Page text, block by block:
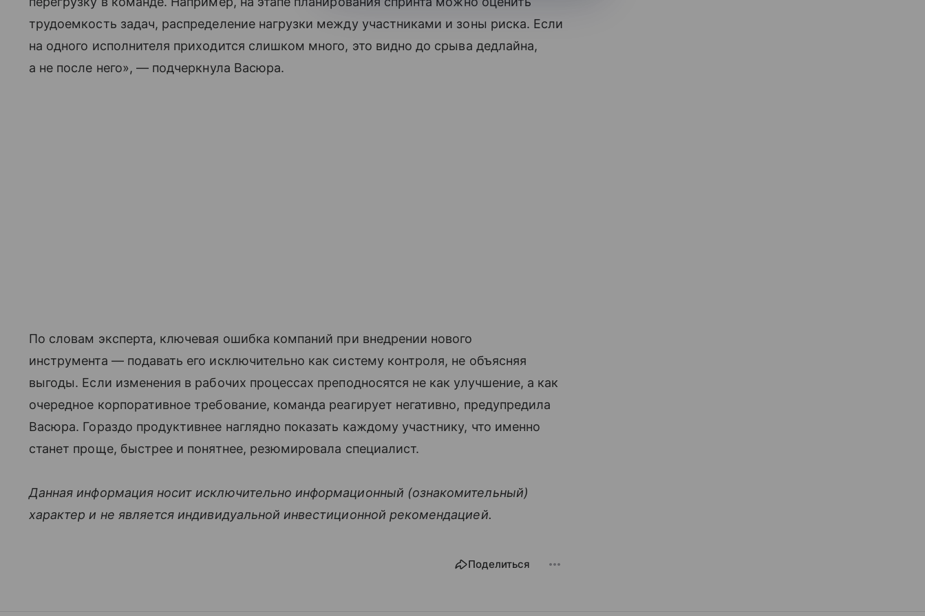
трудоемкость задач, распределение нагрузки между участниками и зоны риска. Если
на одного исполнителя приходится слишком много, это видно до срыва дедлайна,
а не после него», — подчеркнула Васюра.
По словам эксперта, ключевая ошибка компаний при внедрении нового
инструмента — подавать его исключительно как систему контроля, не объясняя
выгоды. Если изменения в рабочих процессах преподносятся не как улучшение, а как
очередное корпоративное требование, команда реагирует негативно, предупредила
Васюра. Гораздо продуктивнее наглядно показать каждому участнику, что именно
станет проще, быстрее и понятнее, резюмировала специалист.
Данная информация носит исключительно информационный (ознакомительный)
характер и не является индивидуальной инвестиционной рекомендацией.
Поделиться